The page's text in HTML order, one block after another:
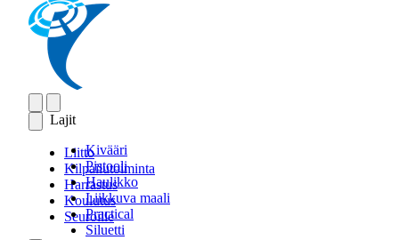
Lajit
Kivääri
Pistooli
Haulikko
Liikkuva maali
Practical
Siluetti
Liitto
Kilpailutoiminta
Harrastus
Koulutus
Seuroille